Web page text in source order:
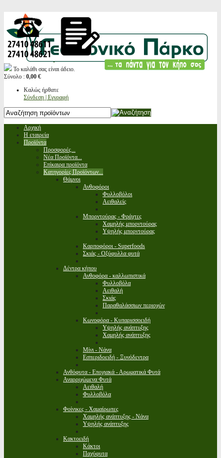
Το καλάθι σας είναι άδειο.
Σύνολο : 0,00 €
Καλώς ήρθατε
Σύνδεση | Εγγραφή
Αρχική
Η εταιρεία
Προϊόντα
Προσφορές...
Νέα Προϊόντα...
Επίκαιρα προϊόντα
Κατηγορίες Προϊόντων...
Θάμνοι
Ανθοφόροι
Φυλλοβόλοι
Αειθαλείς
Μπορντούρας - Φράχτες
Χαμηλής μπορντούρας
Υψηλής μπορντούρας
Καρποφόροι - Superfoods
Σκιάς - Οξύφυλλα φυτά
Δέντρα κήπου
Ανθοφόρα - καλλωπιστικά
Φυλλοβόλα
Αειθαλή
Σκιάς
Παραθαλάσσιων περιοχών
Κωνοφόρα - Κυπαρισσοειδή
Υψηλής ανάπτυξης
Χαμηλής ανάπτυξης
Μίνι - Νάνα
Εσπεριδοειδή - Ξυνόδεντρα
Ανθόφυτα - Εποχιακά - Αρωματικά Φυτά
Αναρριχώμενα Φυτά
Αειθαλή
Φυλλοβόλα
Φοίνικες - Χαμαίρωπες
Χαμηλής ανάπτυξης - Νάνα
Υψηλής ανάπτυξης
Κακτοειδή
Κάκτοι
Παχύφυτα